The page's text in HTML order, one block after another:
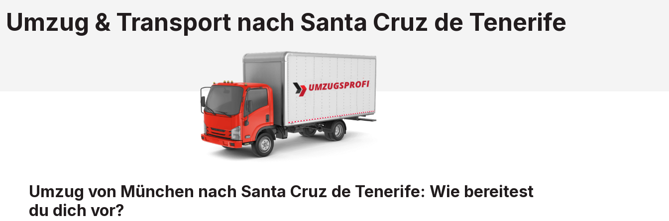
Umzug & Transport nach Santa Cruz de Tenerife
Umzug von München nach Santa Cruz de Tenerife: Wie bereitest
du dich vor?